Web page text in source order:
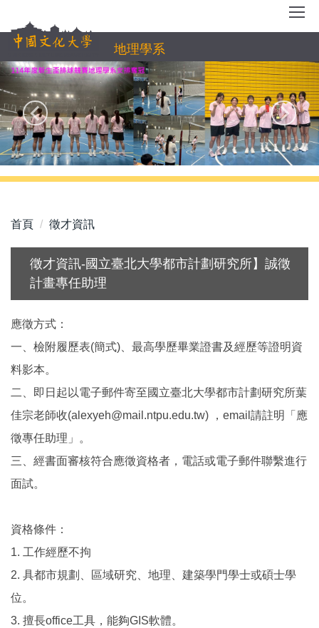
到
主
要
內
容
區
地理學系
首頁 徵才資訊
徵才資訊-國立臺北大學都市計劃研究所】誠徵
計畫專任助理
應徵方式：
一、檢附履歷表(簡式)、最高學歷畢業證書及經歷等證明資
料影本。
二、即日起以電子郵件寄至國立臺北大學都市計劃研究所葉
佳宗老師收(alexyeh@mail.ntpu.edu.tw) ，email請註明「應
徵專任助理」。
三、經書面審核符合應徵資格者，電話或電子郵件聯繫進行
面試。
資格條件：
1. 工作經歷不拘
2. 具都市規劃、區域研究、地理、建築學門學士或碩士學
位。
3. 擅長office工具，能夠GIS軟體。